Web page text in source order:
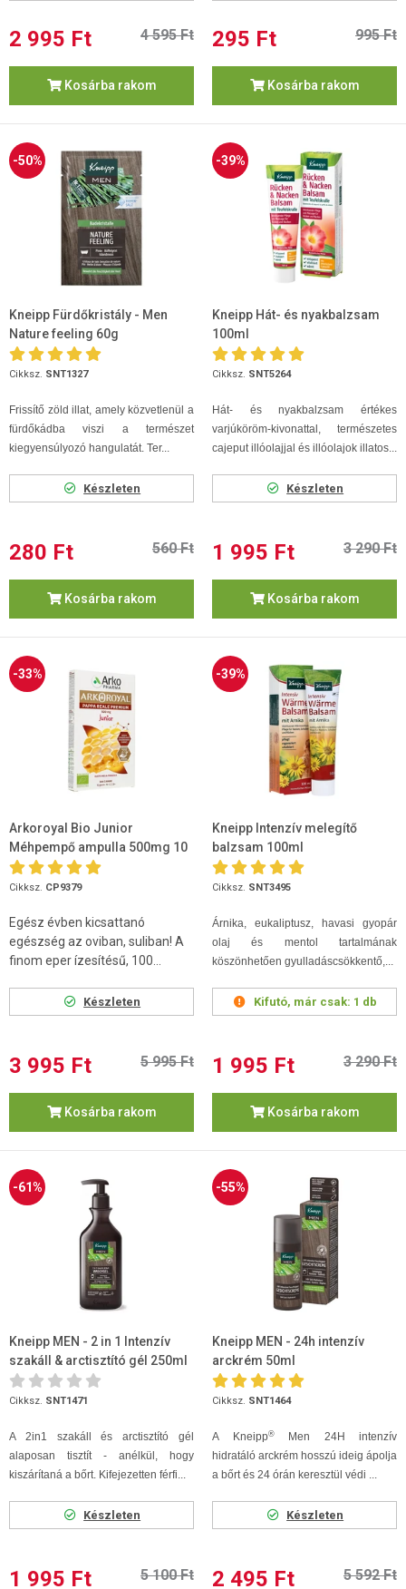
2 995 Ft 4 595 Ft
Kosárba rakom
295 Ft 995 Ft
Kosárba rakom
-50%
Kneipp Fürdőkristály - Men
Nature feeling 60g
Cikksz. SNT1327
Frissítő zöld illat, amely közvetlenül a
fürdőkádba viszi a természet
kiegyensúlyozó hangulatát. Ter...
Készleten
280 Ft 560 Ft
Kosárba rakom
-39%
Kneipp Hát- és nyakbalzsam
100ml
Cikksz. SNT5264
Hát- és nyakbalzsam értékes
varjúköröm-kivonattal, természetes
cajeput illóolajjal és illóolajok illatos...
Készleten
1 995 Ft 3 290 Ft
Kosárba rakom
-33%
Arkoroyal Bio Junior
Méhpempő ampulla 500mg 10
x 15ml
Cikksz. CP9379
Egész évben kicsattanó
egészség az oviban, suliban! A
finom eper ízesítésű, 100...
Készleten
3 995 Ft 5 995 Ft
Kosárba rakom
-39%
Kneipp Intenzív melegítő
balzsam 100ml
Cikksz. SNT3495
Árnika, eukaliptusz, havasi gyopár
olaj és mentol tartalmának
köszönhetően gyulladáscsökkentő,...
Kifutó, már csak: 1 db
1 995 Ft 3 290 Ft
Kosárba rakom
-61%
Kneipp MEN - 2 in 1 Intenzív
szakáll & arctisztító gél 250ml
Cikksz. SNT1471
A 2in1 szakáll és arctisztító gél
alaposan tisztít - anélkül, hogy
kiszárítaná a bőrt. Kifejezetten férfi...
Készleten
1 995 Ft 5 100 Ft
-55%
Kneipp MEN - 24h intenzív
arckrém 50ml
Cikksz. SNT1464
A Kneipp®Men 24H intenzív
hidratáló arckrém hosszú ideig ápolja
a bőrt és 24 órán keresztül védi ...
Készleten
2 495 Ft 5 592 Ft